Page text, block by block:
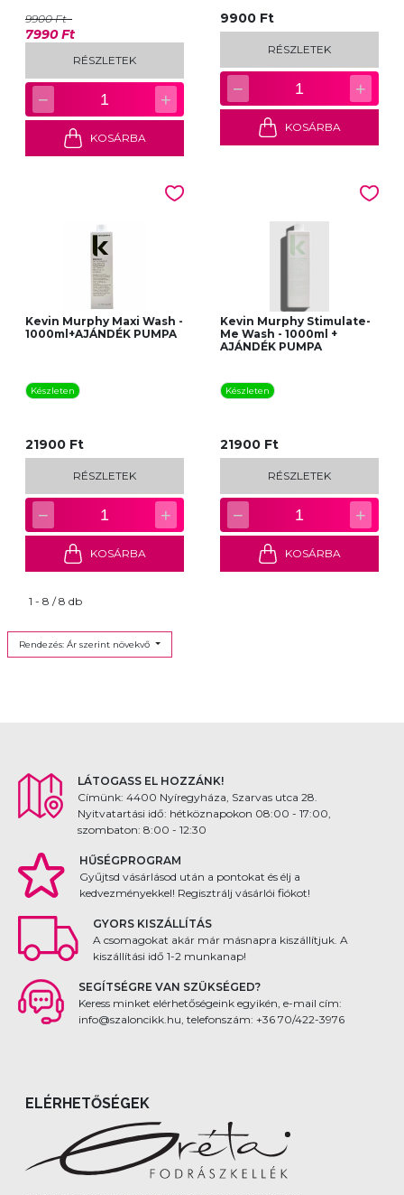
9900 Ft
7990 Ft
RÉSZLETEK
− 1 +
KOSÁRBA
9900 Ft
RÉSZLETEK
− 1 +
KOSÁRBA
Kevin Murphy Maxi Wash -
1000ml+AJÁNDÉK PUMPA
Készleten
21900 Ft
RÉSZLETEK
− 1 +
KOSÁRBA
Kevin Murphy Stimulate-
Me Wash - 1000ml +
AJÁNDÉK PUMPA
Készleten
21900 Ft
RÉSZLETEK
− 1 +
KOSÁRBA
1 - 8 / 8 db
Rendezés: Ár szerint növekvő
LÁTOGASS EL HOZZÁNK!
Címünk: 4400 Nyíregyháza, Szarvas utca 28.
Nyitvatartási idő: hétköznapokon 08:00 - 17:00,
szombaton: 8:00 - 12:30
HŰSÉGPROGRAM
Gyűjtsd vásárlásod után a pontokat és élj a
kedvezményekkel! Regisztrálj vásárlói fiókot!
GYORS KISZÁLLÍTÁS
A csomagokat akár már másnapra kiszállítjuk. A
kiszállítási idő 1-2 munkanap!
SEGÍTSÉGRE VAN SZÜKSÉGED?
Keress minket elérhetőségeink egyikén, e-mail cím:
info@szaloncikk.hu, telefonszám: +36 70/422-3976
ELÉRHETŐSÉGEK